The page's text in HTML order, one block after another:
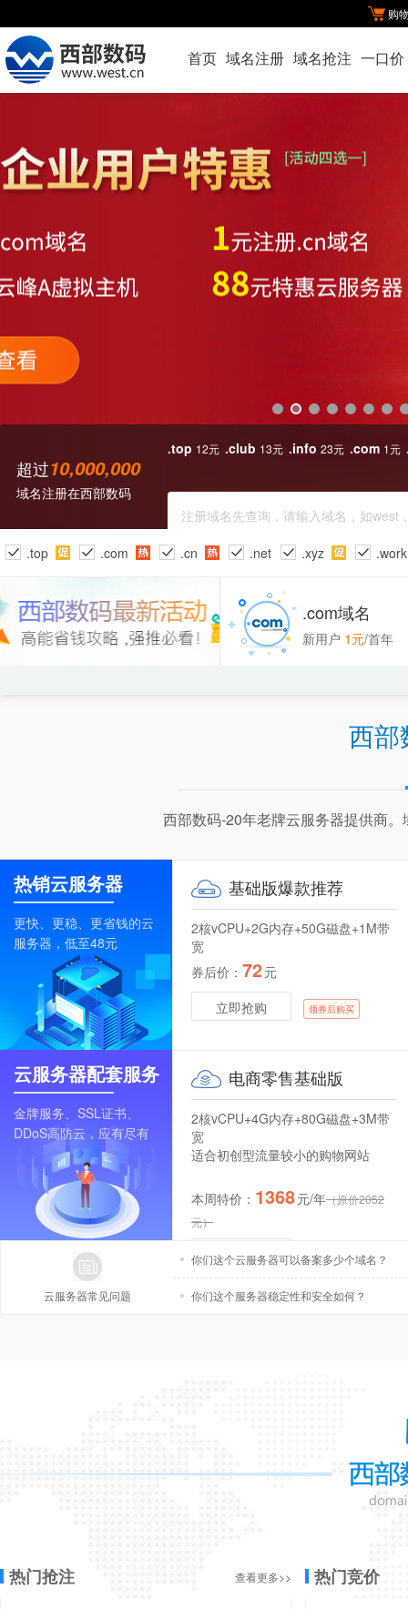
购
首页 域名注册 域名抢注 一口价
超过10,000,000
域名注册在西部数码
.top 12元 .club 13元 .info 23元 .com 1元
.top .com .cn .net .xyz
.work
.cloud
.com域名
新用户 1元/首年
西部
西部数码-20年老牌云服务器提供商
热销云服务器
更快、更稳、更省钱的云
服务器，低至48元
基础版爆款推荐
2核vCPU+2G内存+50G磁盘+1M带
宽
券后价： 72元
立即抢购
领券后购买
云服务器配套服务
金牌服务、SSL证书、
DDoS高防云，应有尽有
电商零售基础版
2核vCPU+4G内存+80G磁盘+3M带
宽
适合初创型流量较小的购物网站
本周特价： 1368元/年（原价2052
元）
立即抢购
云服务器常见问题
你们这个云服务器可以备案多少个域名？
你们这个服务器稳定性和安全如何？
热门抢注 查看更多>> 热门竞价